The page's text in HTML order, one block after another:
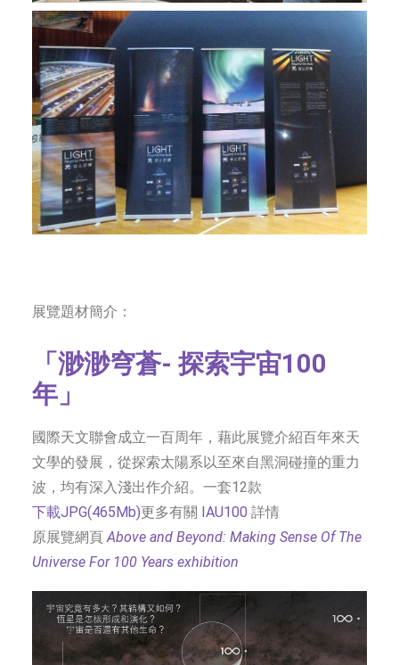
展覽題材簡介：
「渺渺穹蒼- 探索宇宙100
年」
國際天文聯會成立一百周年，藉此展覽介紹百年來天
文學的發展，從探索太陽系以至來自黑洞碰撞的重力
波，均有深入淺出作介紹。一套12款
下載JPG(465Mb)更多有關 IAU100 詳情
原展覽網頁 Above and Beyond: Making Sense Of The
Universe For 100 Years exhibition